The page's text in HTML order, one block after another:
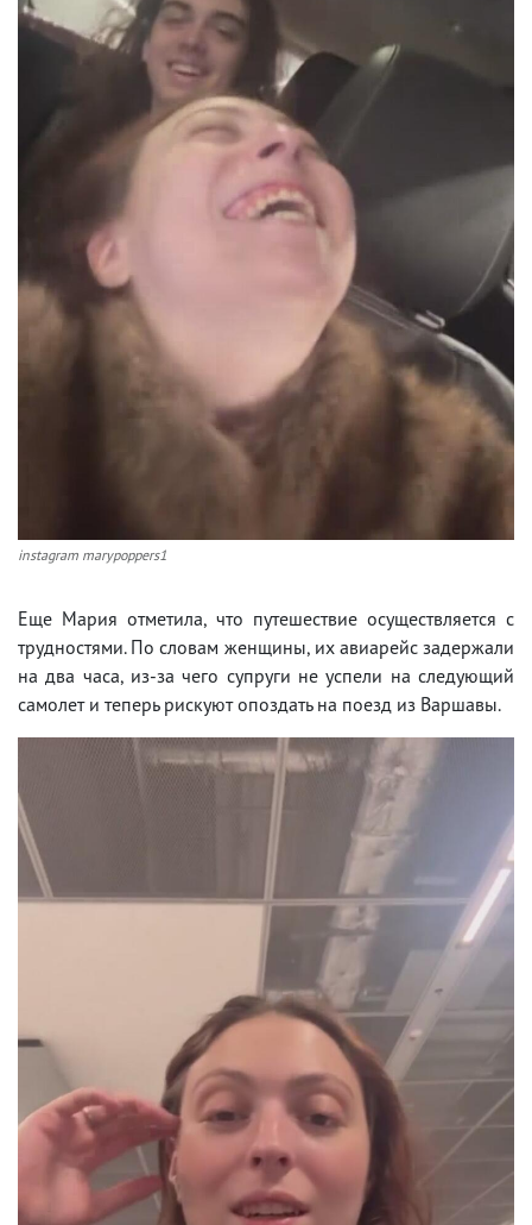
instagram marypoppers1
Еще Мария отметила, что путешествие осуществляется с
трудностями. По словам женщины, их авиарейс задержали
на два часа, из-за чего супруги не успели на следующий
самолет и теперь рискуют опоздать на поезд из Варшавы.